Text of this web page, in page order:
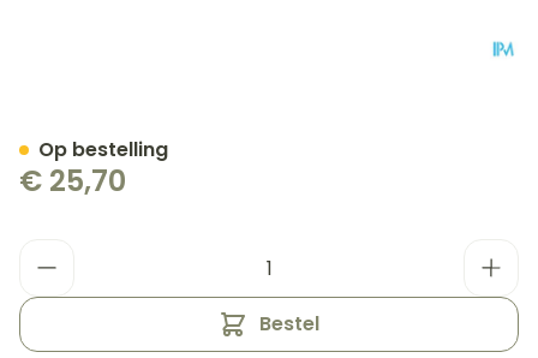
€ 25,70
Bestel
Op bestelling